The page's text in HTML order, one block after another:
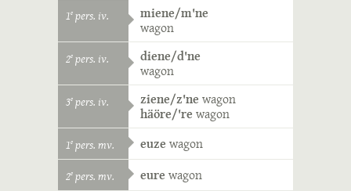
1e pers. iv.
miene/m'ne
wagon
2e pers. iv.
diene/d'ne
wagon
3e pers. iv. ziene/z'ne wagon
häöre/'re wagon
1e pers. mv. euze wagon
2e pers. mv. eure wagon